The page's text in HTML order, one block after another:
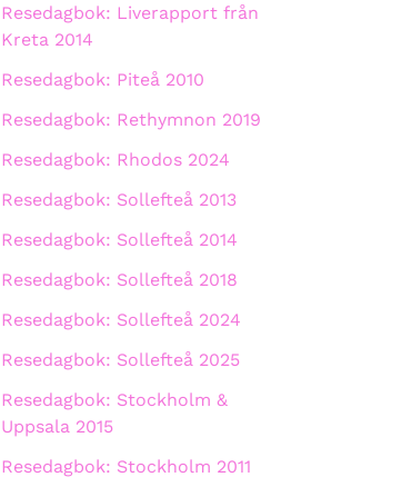
Resedagbok: Liverapport från
Kreta 2014
Resedagbok: Piteå 2010
Resedagbok: Rethymnon 2019
Resedagbok: Rhodos 2024
Resedagbok: Sollefteå 2013
Resedagbok: Sollefteå 2014
Resedagbok: Sollefteå 2018
Resedagbok: Sollefteå 2024
Resedagbok: Sollefteå 2025
Resedagbok: Stockholm &
Uppsala 2015
Resedagbok: Stockholm 2011